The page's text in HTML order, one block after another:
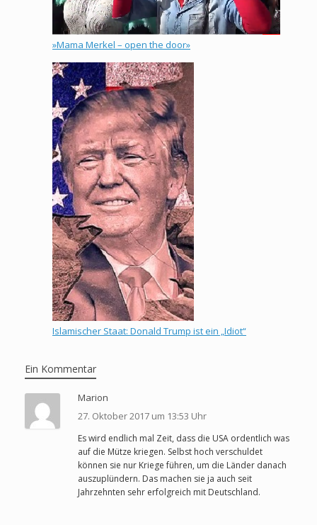
»Mama Merkel – open the door»
Islamischer Staat: Donald Trump ist ein „Idiot“
Ein Kommentar
Marion
27. Oktober 2017 um 13:53 Uhr
Es wird endlich mal Zeit, dass die USA ordentlich was
auf die Mütze kriegen. Selbst hoch verschuldet
können sie nur Kriege führen, um die Länder danach
auszuplündern. Das machen sie ja auch seit
Jahrzehnten sehr erfolgreich mit Deutschland.